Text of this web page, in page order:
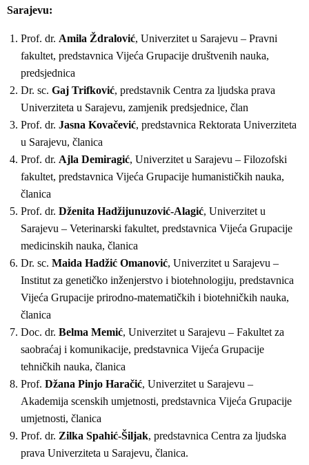
Sarajevu:
Prof. dr. Amila Ždralović, Univerzitet u Sarajevu – Pravni
fakultet, predstavnica Vijeća Grupacije društvenih nauka,
predsjednica
Dr. sc. Gaj Trifković, predstavnik Centra za ljudska prava
Univerziteta u Sarajevu, zamjenik predsjednice, član
Prof. dr. Jasna Kovačević, predstavnica Rektorata Univerziteta
u Sarajevu, članica
Prof. dr. Ajla Demiragić, Univerzitet u Sarajevu – Filozofski
fakultet, predstavnica Vijeća Grupacije humanističkih nauka,
članica
Prof. dr. Dženita Hadžijunuzović-Alagić, Univerzitet u
Sarajevu – Veterinarski fakultet, predstavnica Vijeća Grupacije
medicinskih nauka, članica
Dr. sc. Maida Hadžić Omanović, Univerzitet u Sarajevu –
Institut za genetičko inženjerstvo i biotehnologiju, predstavnica
Vijeća Grupacije prirodno-matematičkih i biotehničkih nauka,
članica
Doc. dr. Belma Memić, Univerzitet u Sarajevu – Fakultet za
saobraćaj i komunikacije, predstavnica Vijeća Grupacije
tehničkih nauka, članica
Prof. Džana Pinjo Haračić, Univerzitet u Sarajevu –
Akademija scenskih umjetnosti, predstavnica Vijeća Grupacije
umjetnosti, članica
Prof. dr. Zilka Spahić-Šiljak, predstavnica Centra za ljudska
prava Univerziteta u Sarajevu, članica.